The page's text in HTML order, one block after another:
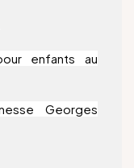
enfants au
Georges